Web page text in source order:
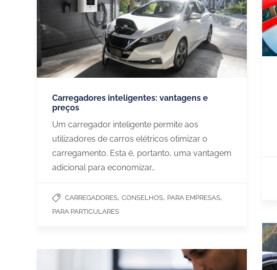
Carregadores inteligentes: vantagens e
preços
Um carregador inteligente permite aos
utilizadores de carros elétricos otimizar o
carregamento. Esta é, portanto, uma vantagem
adicional para economizar…
CARREGADORES, CONSELHOS, PARA EMPRESAS,
PARA PARTICULARES